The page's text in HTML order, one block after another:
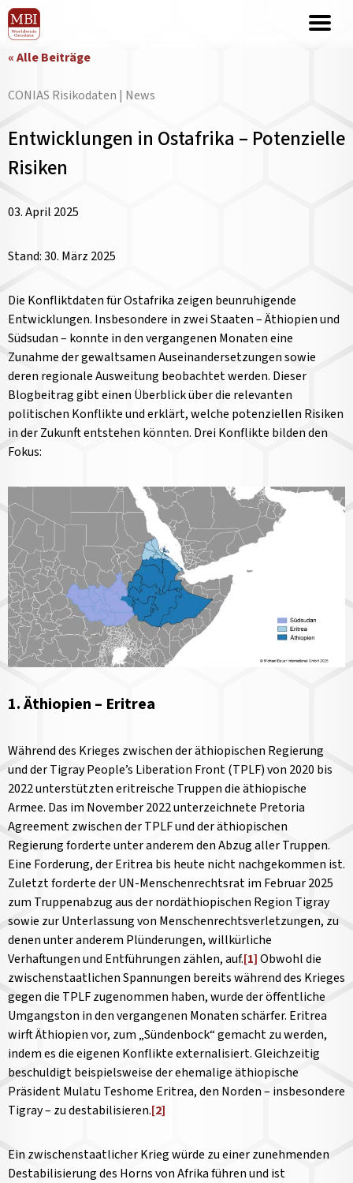
« Alle Beiträge
CONIAS Risikodaten | News
Entwicklungen in Ostafrika – Potenzielle
Risiken
03. April 2025
Stand: 30. März 2025
Die Konfliktdaten für Ostafrika zeigen beunruhigende
Entwicklungen. Insbesondere in zwei Staaten – Äthiopien und
Südsudan – konnte in den vergangenen Monaten eine
Zunahme der gewaltsamen Auseinandersetzungen sowie
deren regionale Ausweitung beobachtet werden. Dieser
Blogbeitrag gibt einen Überblick über die relevanten
politischen Konflikte und erklärt, welche potenziellen Risiken
in der Zukunft entstehen könnten. Drei Konflikte bilden den
Fokus:
1. Äthiopien – Eritrea
Während des Krieges zwischen der äthiopischen Regierung
und der Tigray People’s Liberation Front (TPLF) von 2020 bis
2022 unterstützten eritreische Truppen die äthiopische
Armee. Das im November 2022 unterzeichnete Pretoria
Agreement zwischen der TPLF und der äthiopischen
Regierung forderte unter anderem den Abzug aller Truppen.
Eine Forderung, der Eritrea bis heute nicht nachgekommen ist.
Zuletzt forderte der UN-Menschenrechtsrat im Februar 2025
zum Truppenabzug aus der nordäthiopischen Region Tigray
sowie zur Unterlassung von Menschenrechtsverletzungen, zu
denen unter anderem Plünderungen, willkürliche
Verhaftungen und Entführungen zählen, auf.[1]Obwohl die
zwischenstaatlichen Spannungen bereits während des Krieges
gegen die TPLF zugenommen haben, wurde der öffentliche
Umgangston in den vergangenen Monaten schärfer. Eritrea
wirft Äthiopien vor, zum „Sündenbock“ gemacht zu werden,
indem es die eigenen Konflikte externalisiert. Gleichzeitig
beschuldigt beispielsweise der ehemalige äthiopische
Präsident Mulatu Teshome Eritrea, den Norden – insbesondere
Tigray – zu destabilisieren.[2]
Ein zwischenstaatlicher Krieg würde zu einer zunehmenden
Destabilisierung des Horns von Afrika führen und ist